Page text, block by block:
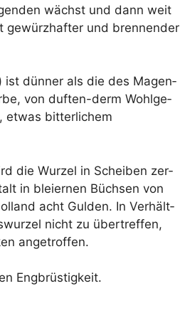
wächst und dann weit
gewürz­haf­ter und bren­nen­der
ist dün­ner als die des Magen­
von duf­ten-derm Wohl­ge­
etwas bit­ter­li­chem
die Wur­zel in Schei­ben zer­
in blei­er­nen Büch­sen von
acht Gul­den. In Ver­hält­
nicht zu über­tref­fen,
angetroffen.
Engbrüstigkeit.